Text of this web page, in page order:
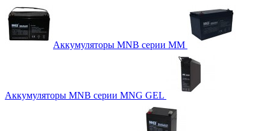
Аккумуляторы MNB серии MM
Аккумуляторы MNB серии MNG GEL